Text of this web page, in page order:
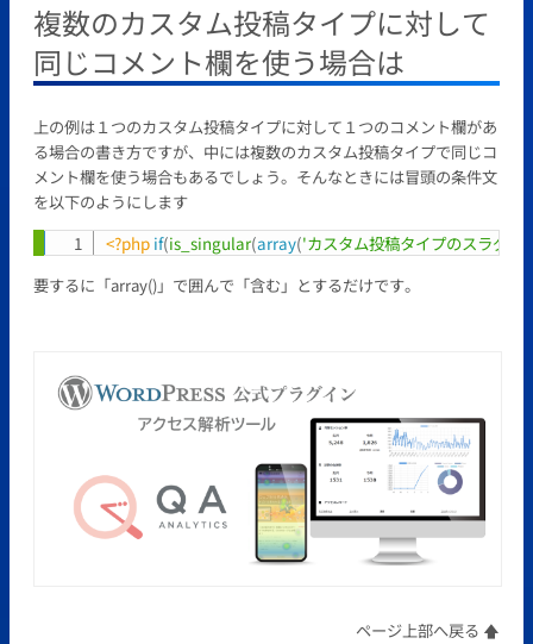
複数のカスタム投稿タイプに対して
同じコメント欄を使う場合は
上の例は１つのカスタム投稿タイプに対して１つのコメント欄があ
る場合の書き方ですが、中には複数のカスタム投稿タイプで同じコ
メント欄を使う場合もあるでしょう。そんなときには冒頭の条件文
を以下のようにします
<?php if(is_singular(array('カスタム投稿タイプのスラグ'
Copy
要するに「array()」で囲んで「含む」とするだけです。
ページ上部へ戻る 🡅